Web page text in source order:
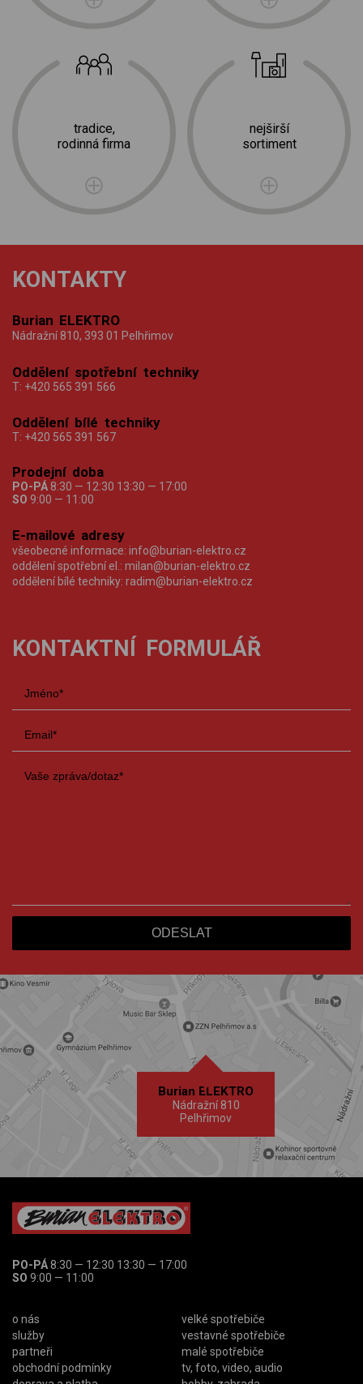
tradice,
rodinná firma
nejširší
sortiment
KONTAKTY
Burian ELEKTRO
Nádražní 810, 393 01 Pelhřimov
Oddělení spotřební techniky
T: +420 565 391 566
Oddělení bílé techniky
T: +420 565 391 567
Prodejní doba
PO-PÁ 8:30 — 12:30 13:30 — 17:00
SO 9:00 — 11:00
E-mailové adresy
všeobecné informace: info@burian-elektro.cz
oddělení spotřební el.: milan@burian-elektro.cz
oddělení bílé techniky: radim@burian-elektro.cz
KONTAKTNÍ FORMULÁŘ
Burian ELEKTRO
Nádražní 810
Pelhřimov
PO-PÁ8:30 — 12:30 13:30 — 17:00
SO 9:00 — 11:00
o nás
služby
partneři
obchodní podmínky
velké spotřebiče
vestavné spotřebiče
malé spotřebiče
tv, foto, video, audio